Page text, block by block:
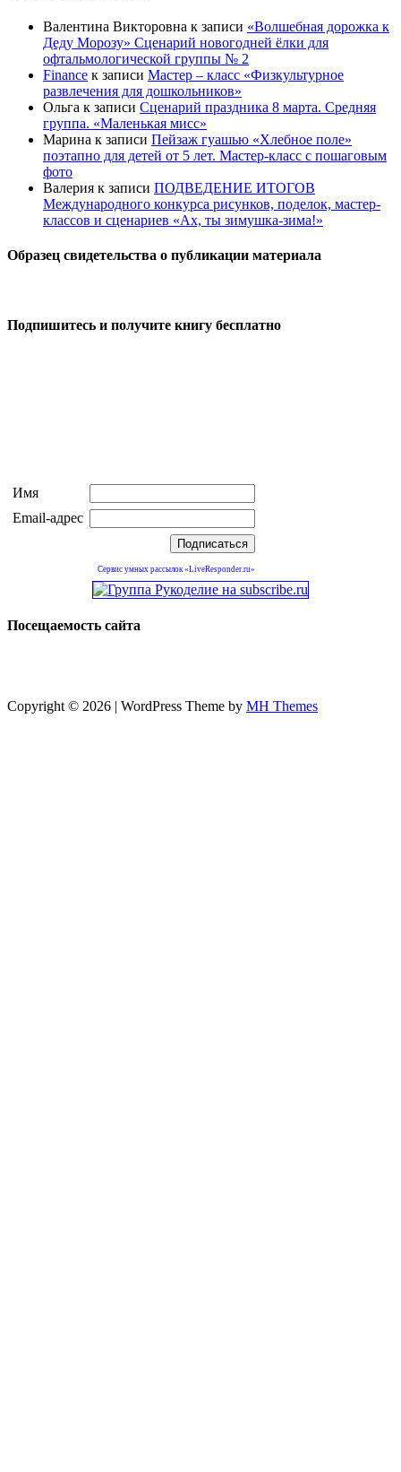
Валентина Викторовна к записи «Волшебная дорожка к
Деду Морозу» Сценарий новогодней ёлки для
офтальмологической группы № 2
Finance к записи Мастер – класс «Физкультурное
развлечения для дошкольников»
Ольга к записи Сценарий праздника 8 марта. Средняя
группа. «Маленькая мисс»
Марина к записи Пейзаж гуашью «Хлебное поле»
поэтапно для детей от 5 лет. Мастер-класс с пошаговым
фото
Валерия к записи ПОДВЕДЕНИЕ ИТОГОВ
Международного конкурса рисунков, поделок, мастер-
классов и сценариев «Ах, ты зимушка-зима!»
Образец свидетельства о публикации материала
Подпишитесь и получите книгу бесплатно
Имя
Email-адрес
Сервис умных рассылок «LiveResponder.ru»
Посещаемость сайта
Copyright © 2026 | WordPress Theme by MH Themes